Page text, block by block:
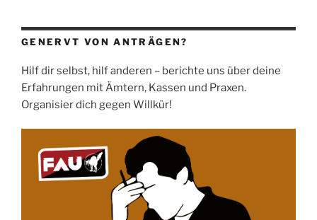
GENERVT VON ANTRÄGEN?
Hilf dir selbst, hilf anderen – berichte uns über deine
Erfahrungen mit Ämtern, Kassen und Praxen.
Organisier dich gegen Willkür!